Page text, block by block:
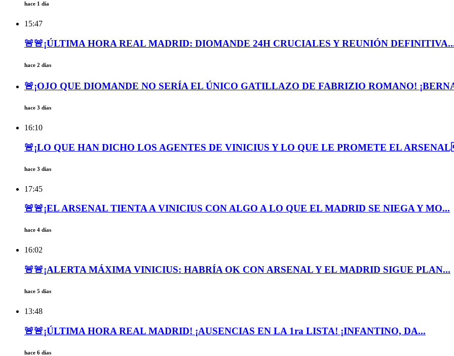
hace 1 día
15:47
🚨🚨¡ÚLTIMA HORA REAL MADRID: DIOMANDE 24H CRUCIALES Y REUNIÓN
hace 2 días
🚨¡OJO QUE DIOMANDE NO SERÍA EL ÚNICO GATILLAZO DE FABRIZIO ROMANO!
hace 3 días
16:10
🚨¡LO QUE HAN DICHO LOS AGENTES DE VINICIUS Y LO QUE LE PROMETE EL
hace 3 días
17:45
🚨🚨¡EL ARSENAL TIENTA A VINICIUS CON ALGO A LO QUE EL MADRID SE NIEGA Y MO...
hace 4 días
16:02
🚨🚨¡ALERTA MÁXIMA VINICIUS: HABRÍA OK CON ARSENAL Y EL MADRID SIGUE PLAN...
hace 5 días
13:48
🚨🚨¡ÚLTIMA HORA REAL MADRID! ¡AUSENCIAS EN LA 1ra LISTA! ¡INFANTINO, DA...
hace 6 días